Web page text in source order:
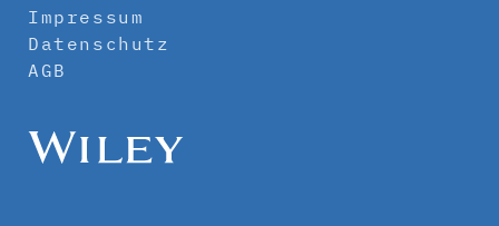
Impressum
Datenschutz
AGB